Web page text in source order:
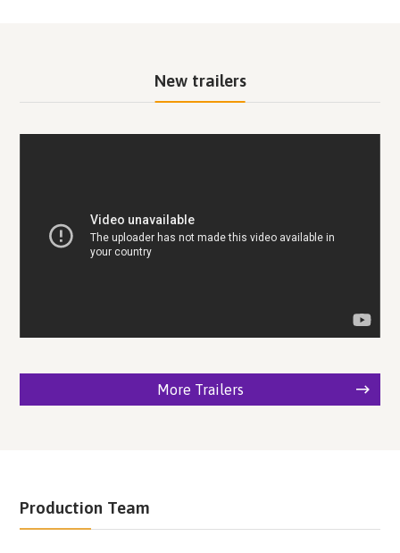
New trailers
More Trailers
Production Team